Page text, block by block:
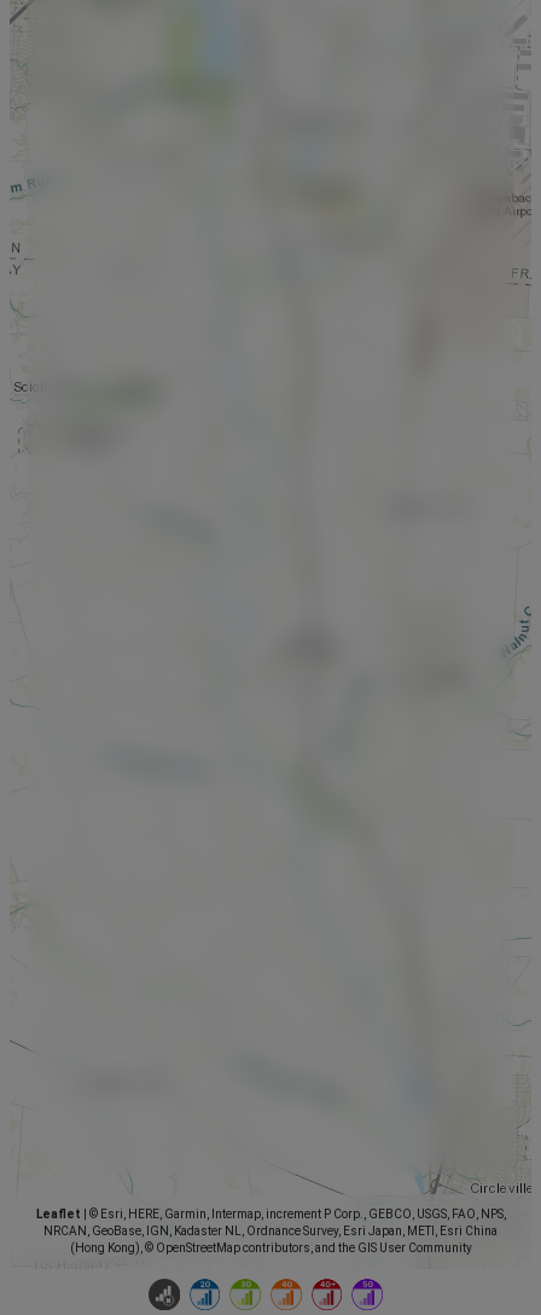
Leaflet
© Esri, HERE, Garmin, Intermap, increment P Corp., GEBCO, USGS, FAO, NPS,
NRCAN, GeoBase, IGN, Kadaster NL, Ordnance Survey, Esri Japan, METI, Esri China
(Hong Kong), © OpenStreetMap contributors, and the GIS User Community